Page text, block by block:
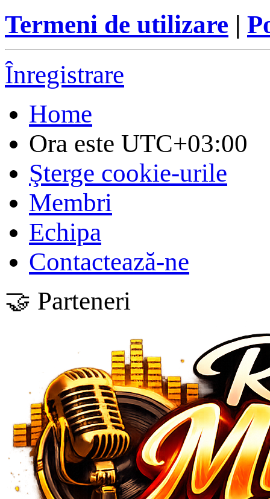
Termeni de utilizare |
Înregistrare
Home
Ora este UTC+03:00
Şterge cookie-urile
Membri
Echipa
Contactează-ne
🤝 Parteneri